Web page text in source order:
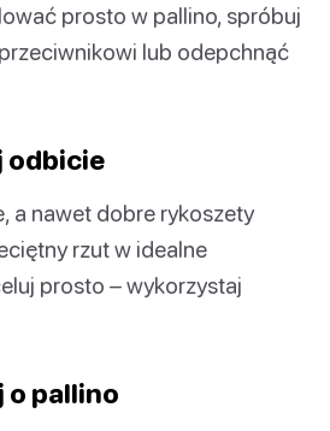
prosto w pallino, spróbuj
lub odepchnąć
odbicie
a nawet dobre rykoszety
rzut w idealne
prosto – wykorzystaj
o pallino